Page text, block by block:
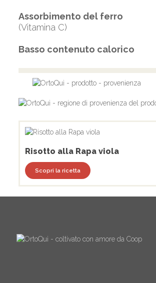
Assorbimento del ferro
(Vitamina C)
Basso contenuto calorico
Risotto alla Rapa viola
Scopri la ricetta